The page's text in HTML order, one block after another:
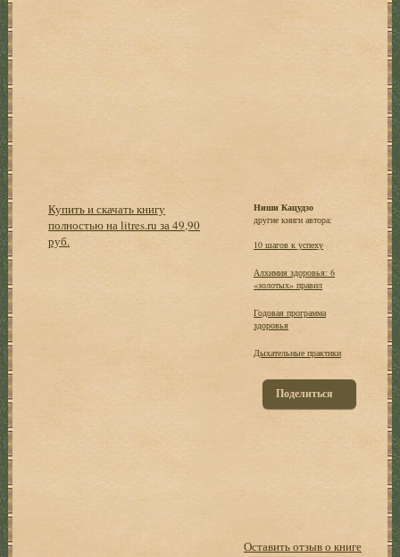
Купить и скачать книгу
полностью на litres.ru за 49,90
руб.
Ниши Кацудзо
другие книги автора:
10 шагов к успеху
Алхимия здоровья: 6
«золотых» правил
Годовая программа
здоровья
Дыхательные практики
Поделиться
Оставить отзыв о книге